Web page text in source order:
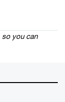
so you can